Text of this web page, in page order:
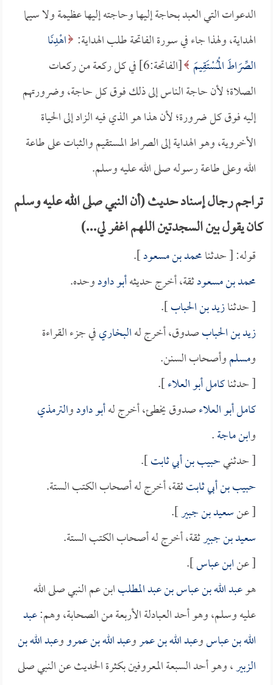
الدعوات التي العبد بحاجة إليها وحاجته إليها عظيمة ولا سيما
الهداية، ولهذا جاء في سورة الفاتحة طلب الهداية: اهْدِنَا
الصِّرَاطَ الْمُسْتَقِيمَ
[الفاتحة:6] في كل ركعة من ركعات
الصلاة؛ لأن حاجة الناس إلى ذلك فوق كل حاجة، وضرورتهم
إليه فوق كل ضرورة؛ لأن هذا هو الذي فيه الزاد إلى الحياة
الأخروية، وهو الهداية إلى الصراط المستقيم والثبات على طاعة
الله وعلى طاعة رسوله صلى الله عليه وسلم.
تراجم رجال إسناد حديث (أن النبي صلى الله عليه وسلم
كان يقول بين السجدتين اللهم اغفر لي...)
قوله: [ حدثنامحمد بن مسعود].
محمد بن مسعودثقة، أخرج حديثهأبو داودوحده.
[ حدثنازيد بن الحباب].
زيد بن الحبابصدوق، أخرج لهالبخاريفي جزء القراءة
ومسلموأصحاب السنن.
[ حدثناكامل أبو العلاء].
كامل أبو العلاءصدوق يخطئ، أخرج لهأبو داودوالترمذي
وابن ماجة.
[ حدثنيحبيب بن أبي ثابت].
حبيب بن أبي ثابتثقة، أخرج له أصحاب الكتب الستة.
[ عنسعيد بن جبير].
سعيد بن جبيرثقة، أخرج له أصحاب الكتب الستة.
[ عنابن عباس].
هوعبد الله بن عباس بن عبد المطلبابن عم النبي صلى الله
عليه وسلم، وهو أحد العبادلة الأربعة من الصحابة، وهم:عبد
الله بن عباسوعبد الله بن عمروعبد الله بن عمرووعبد الله بن
الزبير، وهو أحد السبعة المعروفين بكثرة الحديث عن النبي صلى